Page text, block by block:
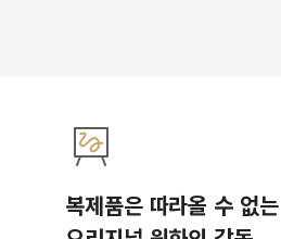
복제품은 따라올 수 없는